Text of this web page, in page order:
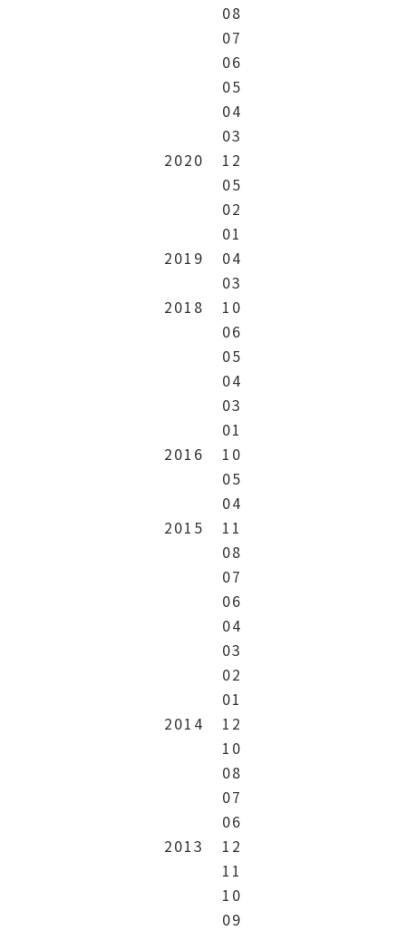
08
07
06
05
04
03
2020
12
05
02
01
2019
04
03
2018
10
06
05
04
03
01
2016
10
05
04
2015
11
08
07
06
04
03
02
01
2014
12
10
08
07
06
2013
12
11
10
09